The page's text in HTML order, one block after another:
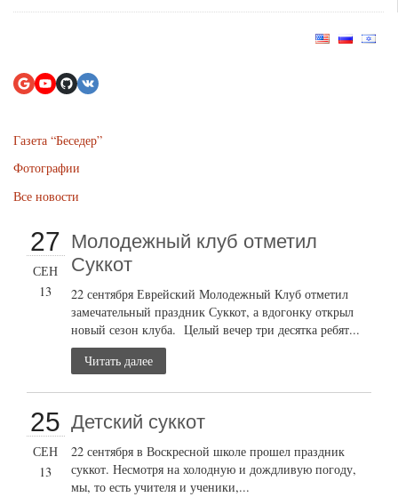
Газета “Беседер”
Фотографии
Все новости
27
СЕН
13
Молодежный клуб отметил
Суккот
22 сентября Еврейский Молодежный Клуб отметил
замечательный праздник Суккот, а вдогонку открыл
новый сезон клуба. Целый вечер три десятка ребят...
Читать далее
25
СЕН
13
Детский суккот
22 сентября в Воскресной школе прошел праздник
суккот. Несмотря на холодную и дождливую погоду,
мы, то есть учителя и ученики,...